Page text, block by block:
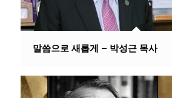
말씀으로 새롭게 – 박성근 목사